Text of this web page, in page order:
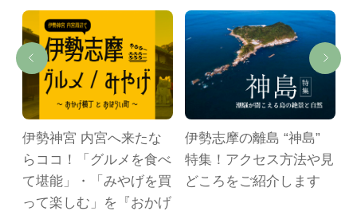
伊勢神宮 内宮へ来たな
らココ！「グルメを食べ
て堪能」・「みやげを買
って楽しむ」を『おかげ
伊勢志摩の離島 “神島”
特集！アクセス方法や見
どころをご紹介します